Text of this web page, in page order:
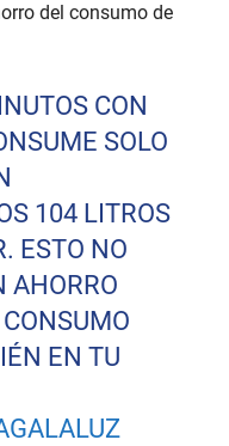
del consumo de
CON
SOLO
104 LITROS
ESTO NO
AHORRO
EN TU